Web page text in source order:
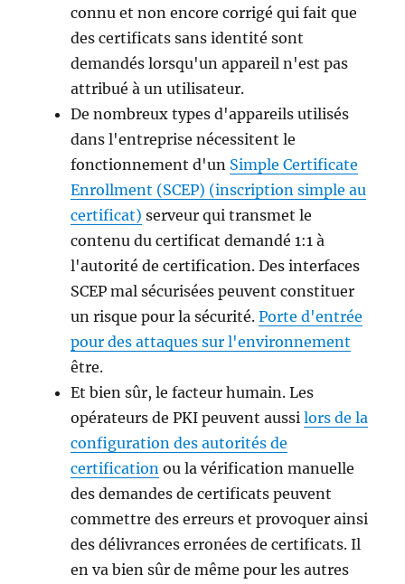
connu et non encore corrigé qui fait que
des certificats sans identité sont
demandés lorsqu'un appareil n'est pas
attribué à un utilisateur.
De nombreux types d'appareils utilisés
dans l'entreprise nécessitent le
fonctionnement d'un Simple Certificate
Enrollment (SCEP) (inscription simple au
certificat) serveur qui transmet le
contenu du certificat demandé 1:1 à
l'autorité de certification. Des interfaces
SCEP mal sécurisées peuvent constituer
un risque pour la sécurité.Porte d'entrée
pour des attaques sur l'environnement
être.
Et bien sûr, le facteur humain. Les
opérateurs de PKI peuvent aussilors de la
configuration des autorités de
certification ou la vérification manuelle
des demandes de certificats peuvent
commettre des erreurs et provoquer ainsi
des délivrances erronées de certificats. Il
en va bien sûr de même pour les autres